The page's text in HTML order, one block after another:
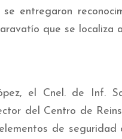
entregaron
que se localiza
el Cnel. de Inf.
del Centro de
de seguridad